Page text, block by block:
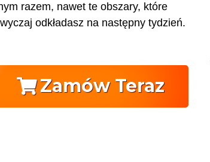
razem, nawet te obszary, które
odkładasz na następny tydzień.
Zamów Teraz